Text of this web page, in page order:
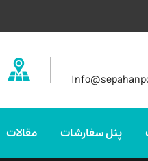
پنل سفارشات مقالات